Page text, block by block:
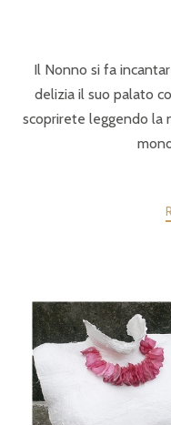
Il Nonno si fa
delizia il suo palato
scoprirete leggendo la